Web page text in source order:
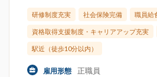
研修制度充実 社会保険完備 職員給
資格取得支援制度・キャリアアップ充実
駅近（徒歩10分以内）
雇用形態 正職員